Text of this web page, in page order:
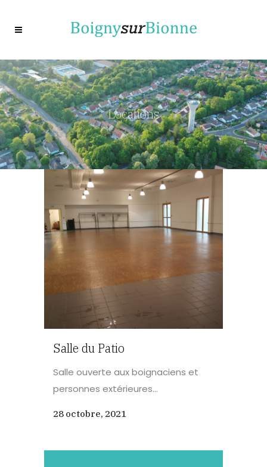
Locations
Salle du Patio
Salle ouverte aux boignaciens et
personnes extérieures...
28 octobre, 2021